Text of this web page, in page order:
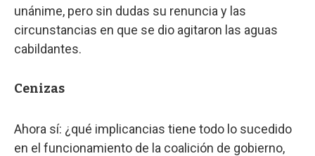
unánime, pero sin dudas su renuncia y las
circunstancias en que se dio agitaron las aguas
cabildantes.
Cenizas
Ahora sí: ¿qué implicancias tiene todo lo sucedido
en el funcionamiento de la coalición de gobierno,